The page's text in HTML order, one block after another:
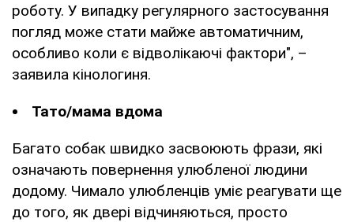
роботу. У випадку регулярного застосування
погляд може стати майже автоматичним,
особливо коли є відволікаючі фактори", –
заявила кінологиня.
Тато/мама вдома
Багато собак швидко засвоюють фрази, які
означають повернення улюбленої людини
додому. Чимало улюбленців уміє реагувати ще
до того, як двері відчиняються, просто